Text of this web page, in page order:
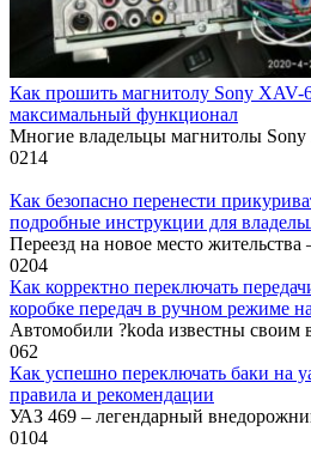
Как прошить магнитолу Sony XAV-
максимальный функционал
Многие владельцы магнитолы
0214
Как безопасно перенести
подробные инструкции для
Переезд на новое место
0204
Как корректно переключать
коробке передач в ручном режиме
Автомобили ?koda известны своим
062
Как успешно переключать баки на
правила и рекомендации
УАЗ 469 – легендарный
0104